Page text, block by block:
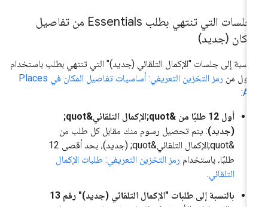
الجلسات التي تنتهي بطلب Essentials من تفاصيل
(جديد)
إلى جلسات "الإكمال التلقائي (جديد)" التي تنتهي بطلب باستخدام
من
رمز التخزين التعريفي: أساسيات تفاصيل المكان في Places
أول 12 طلبًا من &quot;الإكمال التلقائي&quot;
(جديد): يتم تحصيل رسوم منك مقابل كل طلب من
&quot;الإكمال التلقائي&quot; (جديد)، بحد أقصى 12
طلبًا، باستخدامرمز التخزين التعريفي: طلبات الإكمال
التلقائي.
بالنسبة إلى طلبات "الإكمال التلقائي (جديد)" رقم 13